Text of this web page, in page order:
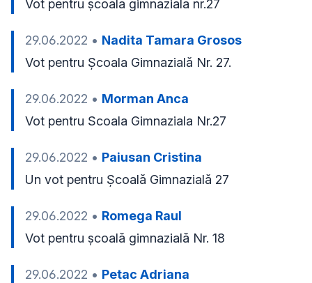
Vot pentru școala gimnaziala nr.27
29.06.2022 • Nadita Tamara Grosos
Vot pentru Școala Gimnazială Nr. 27.
29.06.2022 • Morman Anca
Vot pentru Scoala Gimnaziala Nr.27
29.06.2022 • Paiusan Cristina
Un vot pentru Școală Gimnazială 27
29.06.2022 • Romega Raul
Vot pentru școală gimnazială Nr. 18
29.06.2022 • Petac Adriana